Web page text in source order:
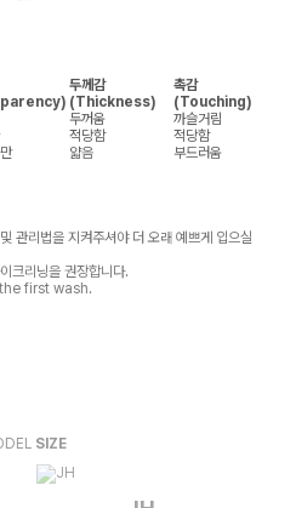
두께감
(Thickness)
촉감
(Touching)
두꺼움
까슬거림
적당함
적당함
얇음
부드러움
관리법을 지켜주셔야 더 오래 예쁘게 입으실
크리닝을 권장합니다.
first wash.
SIZE